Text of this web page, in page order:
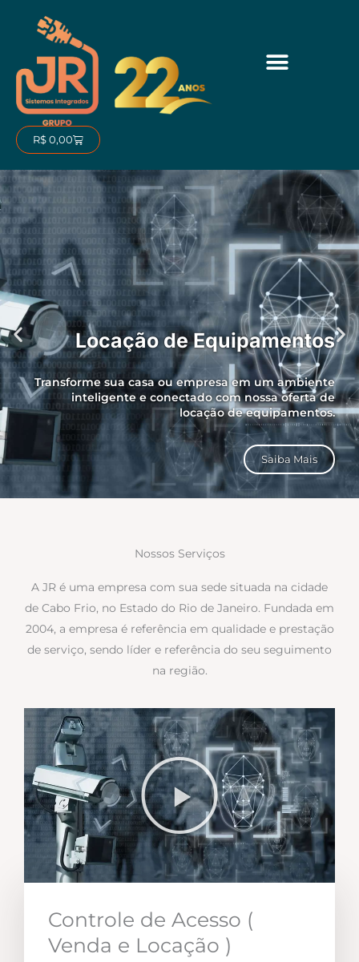
conteúdo
R$0,00Carrinho
Locação de Equipamentos
Transforme sua casa ou empresa em um ambiente
inteligente e conectado com nossa oferta de
locação de equipamentos.
Saiba Mais
Nossos Serviços
A JR é uma empresa com sua sede situada na cidade
de Cabo Frio, no Estado do Rio de Janeiro. Fundada em
2004, a empresa é referência em qualidade e prestação
de serviço, sendo líder e referência do seu seguimento
na região.
Controle de Acesso (
Venda e Locação )